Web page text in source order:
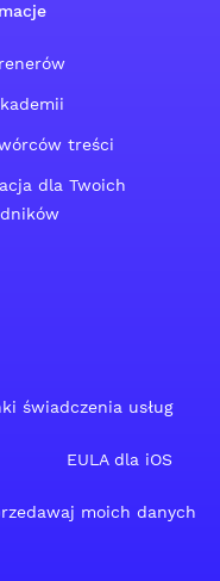
treści
dla Twoich
świadczenia usług
EULA dla iOS
moich danych